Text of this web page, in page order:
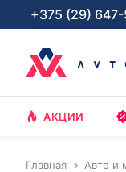
+375 (29)
АКЦИИ
Главная Авто и